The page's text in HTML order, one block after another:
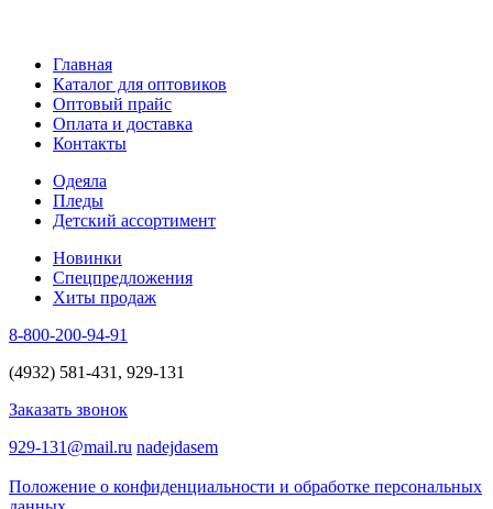
Главная
Каталог для оптовиков
Оптовый прайс
Оплата и доставка
Контакты
Одеяла
Пледы
Детский ассортимент
Новинки
Спецпредложения
Хиты продаж
8-800-200-94-91
(4932) 581-431, 929-131
Заказать звонок
929-131@mail.ru nadejdasem
Положение о конфиденциальности и обработке персональных